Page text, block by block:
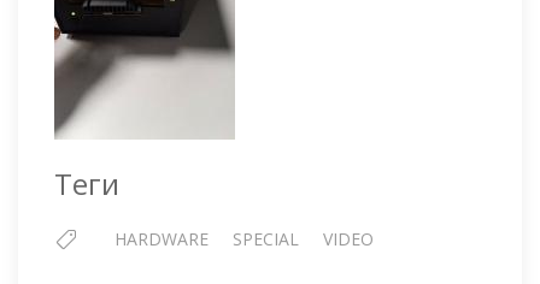
Теги
HARDWARE SPECIAL VIDEO